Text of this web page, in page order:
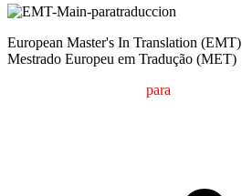
European Master's In Translation (EMT)
Mestrado Europeu em Tradução (MET)
para